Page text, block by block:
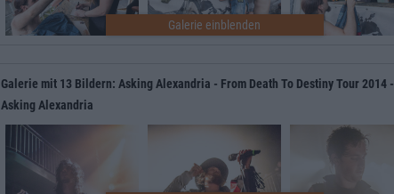
Galerie mit 13 Bildern: Asking Alexandria - From Death To Destiny Tour 2014 -
Asking Alexandria